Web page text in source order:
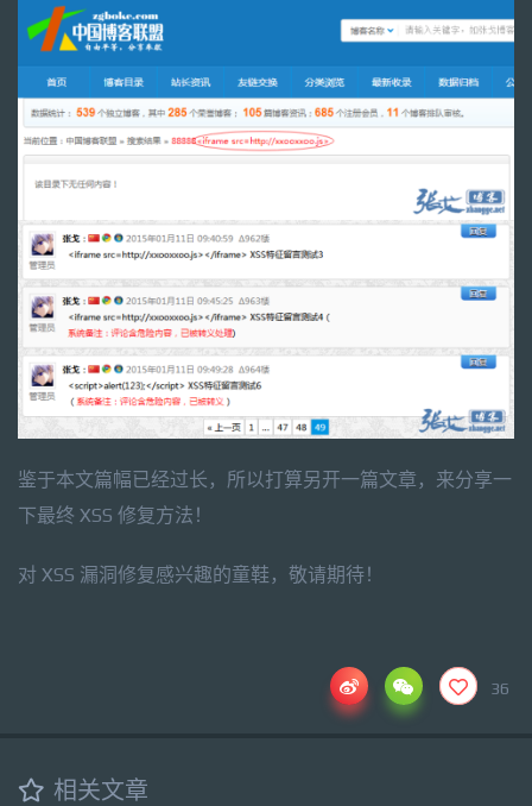
鉴于本文篇幅已经过长，所以打算另开一篇文章，来分享一
下最终 XSS 修复方法！
对 XSS 漏洞修复感兴趣的童鞋，敬请期待！
36
相关文章